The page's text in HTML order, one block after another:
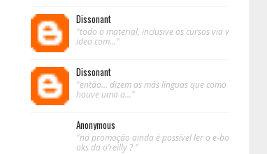
Dissonant
"todo o material, inclusive os cursos via v
ideo com..."
Dissonant
"então... dizem as más línguas que como
houve uma a..."
Anonymous
"na promoção ainda é possível ler o e-bo
oks da o’reilly ? "